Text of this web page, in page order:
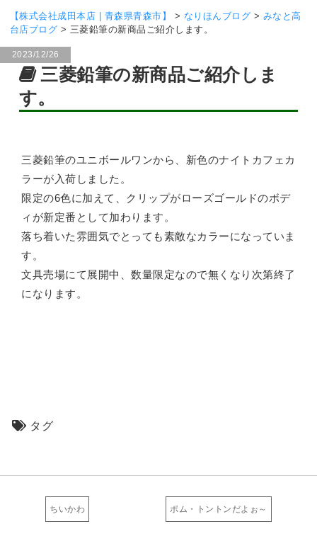
【株式会社成田本店 | 青森県青森市】 > なりほんブログ > みなと高
台店ブログ > 三菱鉛筆の新商品ご紹介します。
2023/12/26
三菱鉛筆の新商品ご紹介しま
す。
三菱鉛筆のユニボールワンから、新色のナイトカフェカ
ラーが入荷しました。
限定の6色に加えて、クリップがローズゴールドのボデ
ィが新定番として加わります。
落ち着いた雰囲気でとっても素敵なカラーになっていま
す。
文具売場にて展開中、数量限定なので無くなり次第終了
になります。
タグ
ちいかわ ポム・トントンだよぉ～